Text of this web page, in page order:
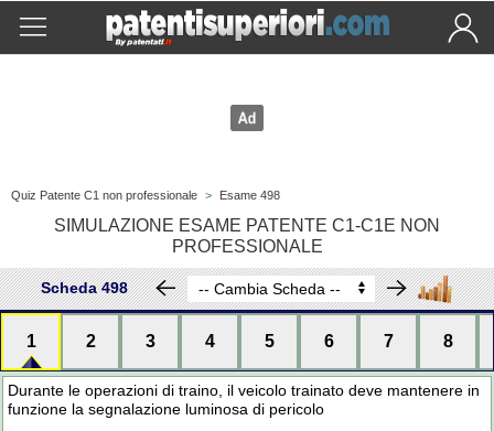
Quiz Patente C1 non professionale > Esame 498
SIMULAZIONE ESAME PATENTE C1-C1E NON
PROFESSIONALE
Scheda 498
1 2 3 4 5 6 7 8
Durante le operazioni di traino, il veicolo trainato deve mantenere in
funzione la segnalazione luminosa di pericolo